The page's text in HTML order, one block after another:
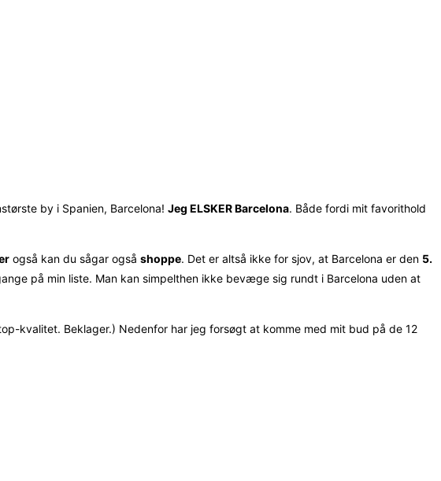
by i Spanien, Barcelona! Jeg ELSKER Barcelona. Både fordi mit favorithold
også kan du sågar også shoppe. Det er altså ikke for sjov, at Barcelona er den 5.
på min liste. Man kan simpelthen ikke bevæge sig rundt i Barcelona uden at
kvalitet. Beklager.) Nedenfor har jeg forsøgt at komme med mit bud på de 12